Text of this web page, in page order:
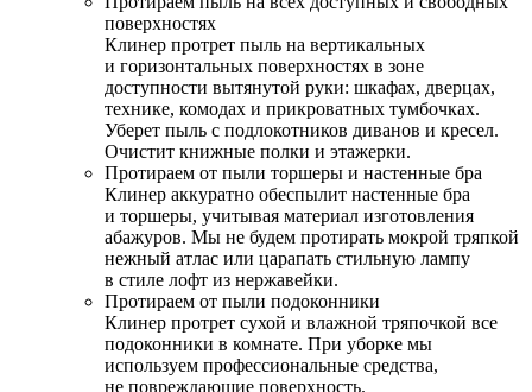
поверхностях
Клинер протрет пыль на вертикальных
и горизонтальных поверхностях в зоне
доступности вытянутой руки: шкафах, дверцах,
технике, комодах и прикроватных тумбочках.
Уберет пыль с подлокотников диванов и кресел.
Очистит книжные полки и этажерки.
Протираем от пыли торшеры и настенные бра
Клинер аккуратно обеспылит настенные бра
и торшеры, учитывая материал изготовления
абажуров. Мы не будем протирать мокрой тряпкой
нежный атлас или царапать стильную лампу
в стиле лофт из нержавейки.
Протираем от пыли подоконники
Клинер протрет сухой и влажной тряпочкой все
подоконники в комнате. При уборке мы
используем профессиональные средства,
не повреждающие поверхность.